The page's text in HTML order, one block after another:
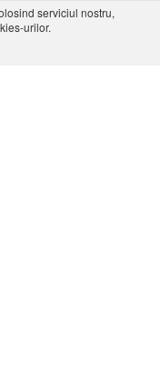
serviciul nostru,
urilor.